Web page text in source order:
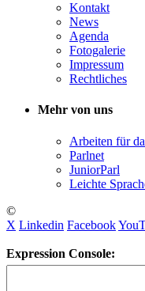
Kontakt
News
Agenda
Fotogalerie
Impressum
Rechtliches
Mehr von uns
Arbeiten für
Parlnet
JuniorParl
Leichte
©
X Linkedin Facebook
Expression Console: